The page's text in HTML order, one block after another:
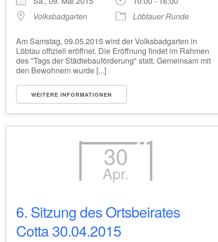
Volksbadgarten
Löbtauer Runde
Am Samstag, 09.05.2015 wird der Volksbadgarten in
Löbtau offiziell eröffnet. Die Eröffnung findet im Rahmen
des "Tags der Städtebauförderung" statt. Gemeinsam mit
den Bewohnern wurde [...]
WEITERE INFORMATIONEN
30
Apr.
6. Sitzung des Ortsbeirates
Cotta 30.04.2015